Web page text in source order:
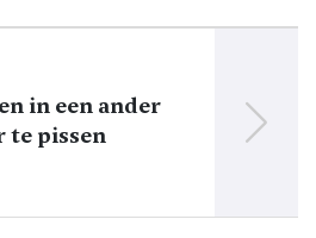
in een ander
te pissen
Veel